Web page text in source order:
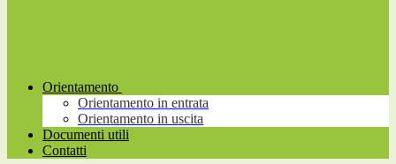
Orientamento
Orientamento in entrata
Orientamento in uscita
Documenti utili
Contatti